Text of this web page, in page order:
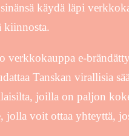
käydä läpi
kiinnosta.
e-
Tanskan virallisia
joilla on paljon
jolla voit ottaa yhteyttä,